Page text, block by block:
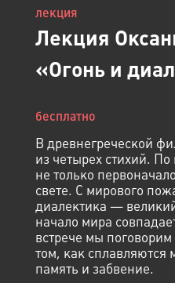
лекция
Лекция
«Огонь и
бесплатно
В древнегреческой
из четырех стихий. По
не только
свете. С мирового
диалектика —
начало мира
встрече мы
том, как сплавляются
память и забвение.